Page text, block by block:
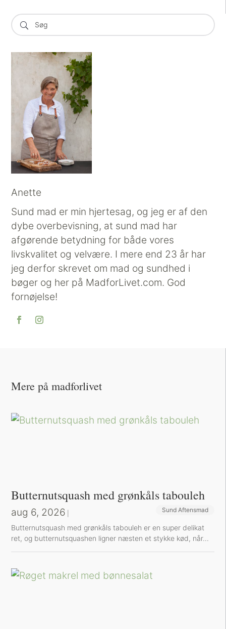
Anette
Sund mad er min hjertesag, og jeg er af den
dybe overbevisning, at sund mad har
afgørende betydning for både vores
livskvalitet og velvære. I mere end 23 år har
jeg derfor skrevet om mad og sundhed i
bøger og her på MadforLivet.com. God
fornøjelse!
Mere på madforlivet
Butternutsquash med grønkåls tabouleh
aug 6, 2026 Sund Aftensmad
Butternutsquash med grønkåls tabouleh er en super delikat
ret, og butternutsquashen ligner næsten et stykke kød, når...